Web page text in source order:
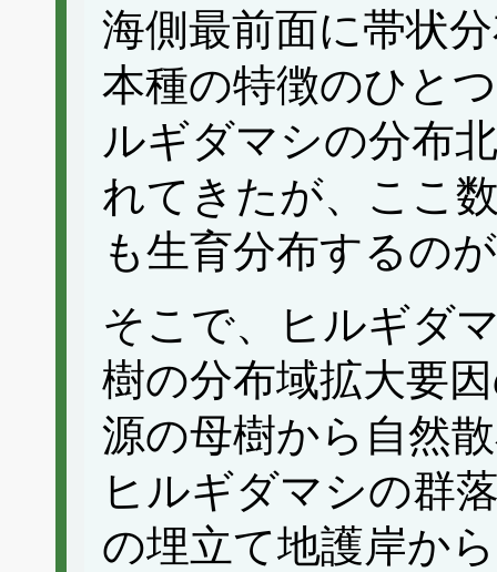
海側最前面に帯状
本種の特徴のひと
ルギダマシの分布
れてきたが、ここ
も生育分布するの
そこで、ヒルギダ
樹の分布域拡大要
源の母樹から自然
ヒルギダマシの群
の埋立て地護岸か